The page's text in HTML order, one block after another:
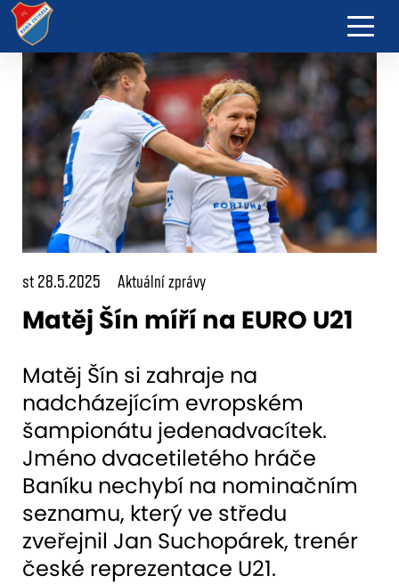
st 28.5.2025 Aktuální zprávy
Matěj Šín míří na EURO U21
Matěj Šín si zahraje na
nadcházejícím evropském
šampionátu jedenadvacítek.
Jméno dvacetiletého hráče
Baníku nechybí na nominačním
seznamu, který ve středu
zveřejnil Jan Suchopárek, trenér
české reprezentace U21.